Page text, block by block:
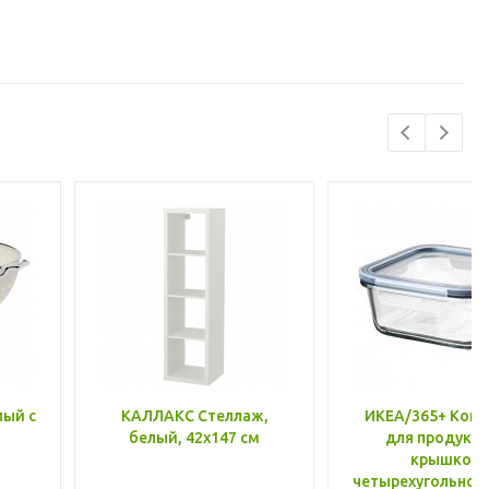
с
КАЛЛАКС Стеллаж,
белый, 42x147 см
ИКЕА/365+
для
крышкой,